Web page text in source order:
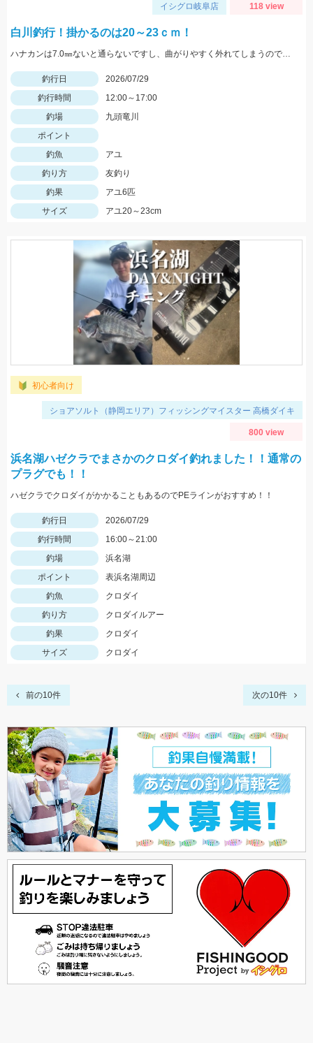
イシグロ岐阜店 118 view
白川釣行！掛かるのは20～23ｃｍ！
ハナカンは7.0㎜ないと通らないですし、曲がりやすく外れてしまうので気を付けてくださいね！複合メタルであれば、0.1号あった方がいいと思います！
釣行日
2026/07/29
釣行時間
12:00～17:00
釣場
九頭竜川
ポイント
釣魚
アユ
釣り方
友釣り
釣果
アユ6匹
サイズ
アユ20～23cm
初心者向け
ショアソルト（静岡エリア）フィッシングマイスター 高橋ダイキ
800 view
浜名湖ハゼクラでまさかのクロダイ釣れました！！通常の
プラグでも！！
ハゼクラでクロダイがかかることもあるのでPEラインがおすすめ！！
釣行日
2026/07/29
釣行時間
16:00～21:00
釣場
浜名湖
ポイント
表浜名湖周辺
釣魚
クロダイ
釣り方
クロダイルアー
釣果
クロダイ
サイズ
クロダイ
前の10件 次の10件